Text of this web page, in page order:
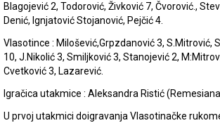
Blagojević 2, Todorović, Živković 7, Čvorović.,
Denić, Ignjatović Stojanović, Pejčić 4.
Vlasotince : Milošević,Grpzdanović 3, S.Mitrović,
10, J.Nikolić 3, Smiljković 3, Stanojević 2,
Cvetković 3, Lazarević.
Igračica utakmice : Aleksandra Ristić
U prvoj utakmici doigravanja Vlasotinačke